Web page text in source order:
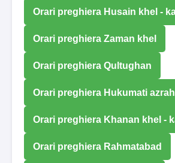
Orari preghiera Husain khel -
Orari preghiera Zaman khel
Orari preghiera Qultughan
Orari preghiera Hukumati azrah
Orari preghiera Khanan khel -
Orari preghiera Rahmatabad